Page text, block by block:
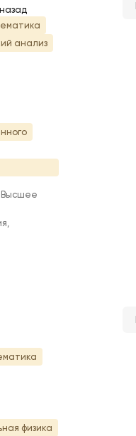
анализ
Высшее
физика